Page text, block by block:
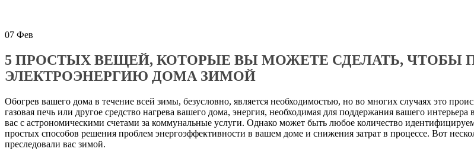
07 Фев
5 ПРОСТЫХ ВЕЩЕЙ, КОТОРЫЕ ВЫ МОЖЕТЕ СДЕЛАТЬ, ЧТОБЫ
ЭЛЕКТРОЭНЕРГИЮ ДОМА ЗИМОЙ
Обогрев вашего дома в течение всей зимы, безусловно, является необходимостью, но во многих случаях это
газовая печь или другое средство нагрева вашего дома, энергия, необходимая для поддержания вашего
вас с астрономическими счетами за коммунальные услуги. Однако может быть любое количество
простых способов решения проблем энергоэффективности в вашем доме и снижения затрат в процессе. Вот
преследовали вас зимой.